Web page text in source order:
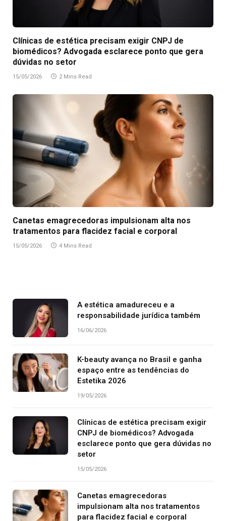
Clínicas de estética precisam exigir CNPJ de
biomédicos? Advogada esclarece ponto que gera
dúvidas no setor
15/05/2026 2 Mins Read
Canetas emagrecedoras impulsionam alta nos
tratamentos para flacidez facial e corporal
15/05/2026 4 Mins Read
A estética amadureceu e a
responsabilidade jurídica também
16/06/2026
K-beauty avança no Brasil e ganha
espaço entre as tendências do
Estetika 2026
19/05/2026
Clínicas de estética precisam exigir
CNPJ de biomédicos? Advogada
esclarece ponto que gera dúvidas no
setor
15/05/2026
Canetas emagrecedoras
impulsionam alta nos tratamentos
para flacidez facial e corporal